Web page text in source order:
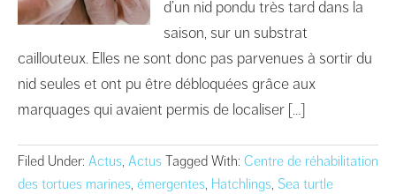
d’un nid pondu très tard dans la
saison, sur un substrat
caillouteux. Elles ne sont donc pas parvenues à sortir du
nid seules et ont pu être débloquées grâce aux
marquages qui avaient permis de localiser […]
Filed Under: Actus, Actus Tagged With: Centre de réhabilitation
des tortues marines, émergentes, Hatchlings, Sea turtle